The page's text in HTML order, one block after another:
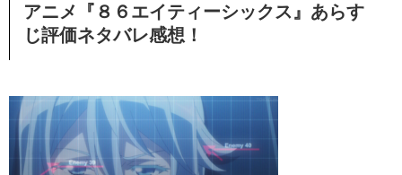
アニメ『８６エイティーシックス』あらす
じ評価ネタバレ感想！